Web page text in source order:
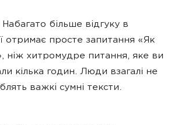
Набагато більше відгуку в
отримає просте запитання «Як
ніж хитромудре питання, яке ви
кілька годин. Люди взагалі не
важкі сумні тексти.